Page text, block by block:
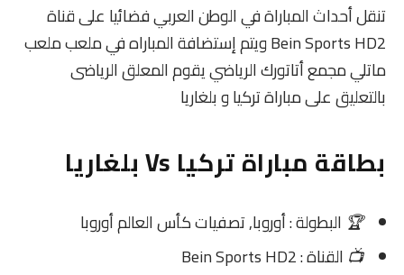
تنقل أحداث المباراة في الوطن العربي فضائيا على قناة
Bein Sports HD2 ويتم إستضافة المباراه في ملعب ملعب
ماتلي مجمع أتاتورك الرياضي يقوم المعلق الرياضى
بالتعليق على مباراة تركيا و بلغاريا
بطاقة مباراة تركيا Vs بلغاريا
🏆 البطولة : أوروبا, تصفيات كأس العالم أوروبا
📺 القناة : Bein Sports HD2